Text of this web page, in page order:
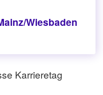
Wiesbaden
Karrieretag